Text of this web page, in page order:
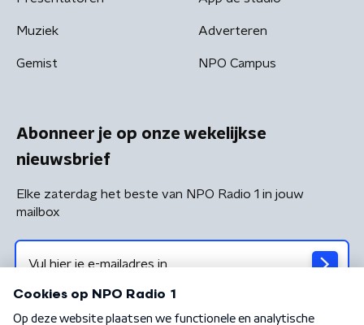
Muziek
Gemist
Adverteren
NPO Campus
Abonneer je op onze wekelijkse
nieuwsbrief
Elke zaterdag het beste van NPO Radio 1 in jouw
mailbox